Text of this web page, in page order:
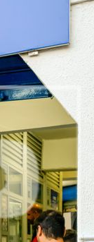
projeto